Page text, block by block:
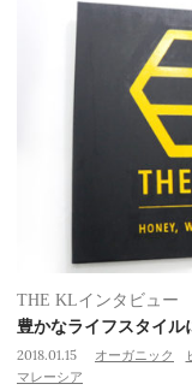
THE KLインタビュー
豊かなライフスタイル
2018.01.15 オーガニック
マレーシア